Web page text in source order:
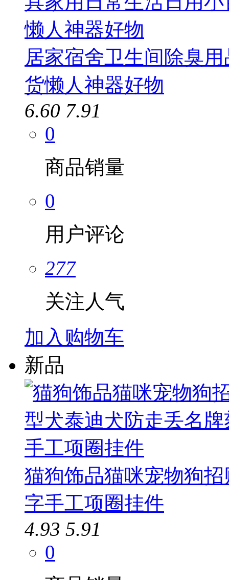
居家宿舍卫生间除臭
货懒人神器好物
6.60 7.91
0
商品销量
0
用户评论
277
关注人气
加入购物车
新品
猫狗饰品猫咪宠物狗
字手工项圈挂件
4.93 5.91
0